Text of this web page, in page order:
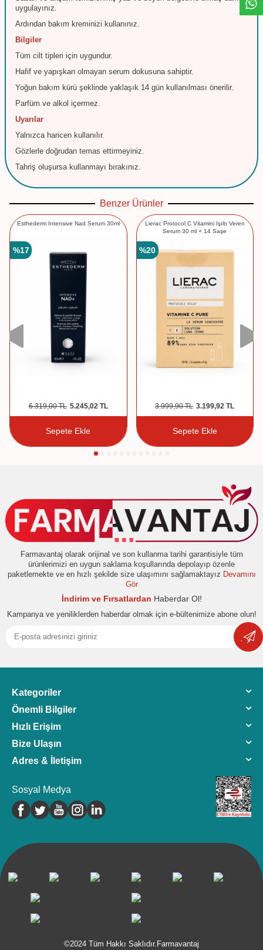
uygulayınız.
Ardından bakım kreminizi kullanınız.
Bilgiler
Tüm cilt tipleri için uygundur.
Hafif ve yapışkan olmayan serum dokusuna sahiptir.
Yoğun bakım kürü şeklinde yaklaşık 14 gün kullanılması önerilir.
Parfüm ve alkol içermez.
Uyarılar
Yalnızca haricen kullanılır.
Gözlerle doğrudan temas ettirmeyiniz.
Tahriş oluşursa kullanmayı bırakınız.
Benzer Ürünler
Esthederm Intensive Nad Serum 30ml
%17
6.319,00TL 5.245,02 TL
Sepete Ekle
Lierac Protocol C Vitamini Işıltı Veren
Serum 30 ml + 14 Saşe
%20
3.999,90TL 3.199,92 TL
Sepete Ekle
Farmavantaj olarak orijinal ve son kullanma tarihi garantisiyle tüm
ürünlerimizi en uygun saklama koşullarında depolayıp özenle
paketlemekte ve en hızlı şekilde size ulaşımını sağlamaktayız Devamını
Gör
İndirim ve Fırsatlardan Haberdar Ol!
Kampanya ve yeniliklerden haberdar olmak için e-bültenimize abone olun!
Kategoriler
Önemli Bilgiler
Hızlı Erişim
Bize Ulaşın
Adres & İletişim
Sosyal Medya
©2024 Tüm Hakkı Saklıdır.Farmavantaj